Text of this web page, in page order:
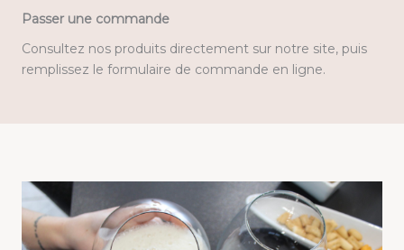
Passer une commande
Consultez nos produits directement sur notre site, puis
remplissez le formulaire de commande en ligne.